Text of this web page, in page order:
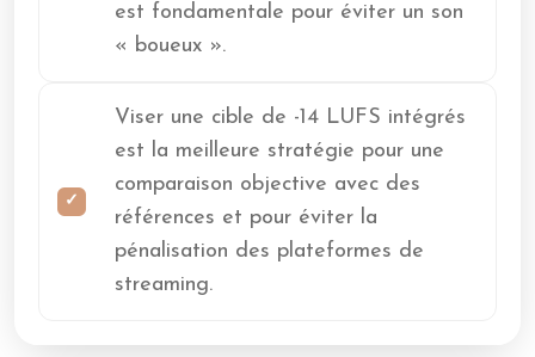
est fondamentale pour éviter un son
« boueux ».
Viser une cible de -14 LUFS intégrés
est la meilleure stratégie pour une
comparaison objective avec des
références et pour éviter la
pénalisation des plateformes de
streaming.